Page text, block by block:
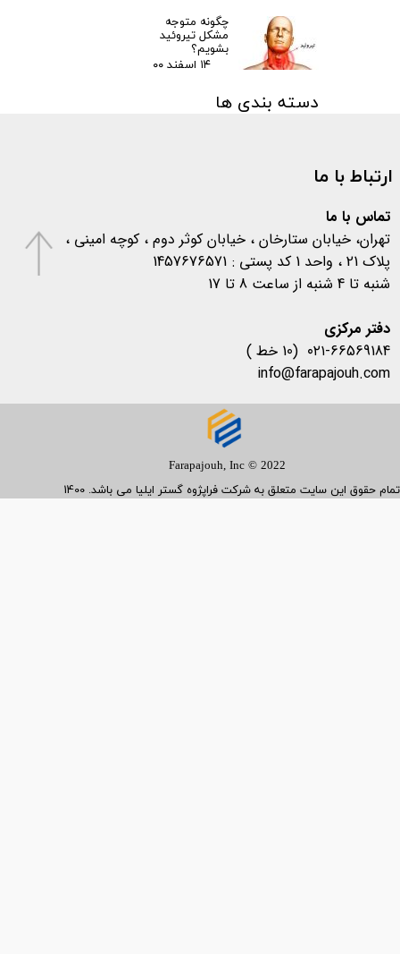
چگونه متوجه
مشکل تیروئید
بشویم؟
۱۴ اسفند ۰۰
دسته بندی ها
اخبار آزمایشگاهی
متفرقهارتباط با ما
تماس با ما
تهران، خیابان ستارخان ، خیابان کوثر دوم ، کوچه امینی ،
پلاک 21 ، واحد 1 کد پستی : 1457676571
شنبه تا 4 شنبه از ساعت 8 تا 17
​​​​​​​دفتر مرکزی
۰۲۱-66569184 (10 خط )
info@farapajouh.com
Farapajouh, Inc © 2022